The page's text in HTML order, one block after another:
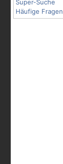
Super-Suche
Häufige Fragen